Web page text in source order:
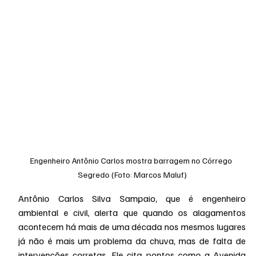
Engenheiro Antônio Carlos mostra barragem no Córrego
Segredo (Foto: Marcos Maluf)
Antônio Carlos Silva Sampaio, que é engenheiro
ambiental e civil, alerta que quando os alagamentos
acontecem há mais de uma década nos mesmos lugares
já não é mais um problema da chuva, mas de falta de